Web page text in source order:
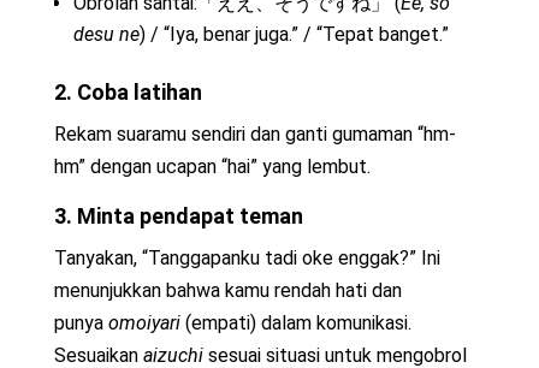
desu ne) / “Iya, benar juga.” / “Tepat banget.”
2. Coba latihan
Rekam suaramu sendiri dan ganti gumaman “hm-
hm” dengan ucapan “hai” yang lembut.
3. Minta pendapat teman
Tanyakan, “Tanggapanku tadi oke enggak?” Ini
menunjukkan bahwa kamu rendah hati dan
punya omoiyari(empati) dalam komunikasi.
Sesuaikan aizuchisesuai situasi untuk mengobrol